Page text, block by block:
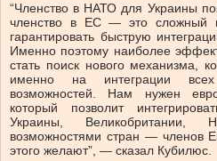
“Членство в НАТО для Украины
членство в ЕС — это сложный
гарантировать быструю
Именно поэтому наиболее
стать поиск нового механизма,
именно на интеграции всех
возможностей. Нам нужен
который позволит
Украины, Великобритании,
возможностями стран — членов
этого желают”, — сказал Кубилюс.